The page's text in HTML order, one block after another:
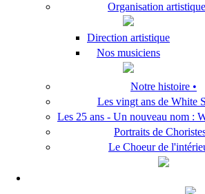
Organisation
Direction artistique
Nos musiciens
Notre histoire •
Les vingt ans de White
Les 25 ans - Un nouveau nom :
Portraits de
Le Choeur de